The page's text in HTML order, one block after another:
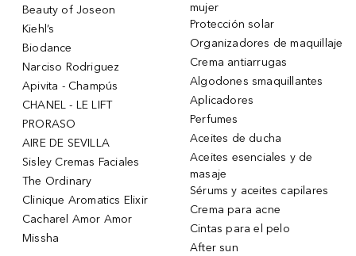
Beauty of Joseon
Kiehl’s
Biodance
Narciso Rodriguez
Apivita - Champús
CHANEL - LE LIFT
PRORASO
AIRE DE SEVILLA
Sisley Cremas Faciales
The Ordinary
Clinique Aromatics Elixir
Cacharel Amor Amor
Missha
mujer
Protección solar
Organizadores de maquillaje
Crema antiarrugas
Algodones smaquillantes
Aplicadores
Perfumes
Aceites de ducha
Aceites esenciales y de
masaje
Sérums y aceites capilares
Crema para acne
Cintas para el pelo
After sun